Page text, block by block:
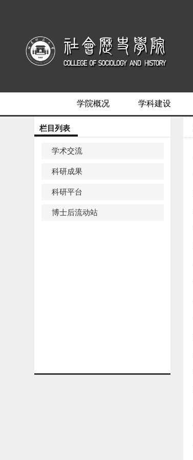
学院概况 学科建设
栏目列表
学术交流
科研成果
科研平台
博士后流动站